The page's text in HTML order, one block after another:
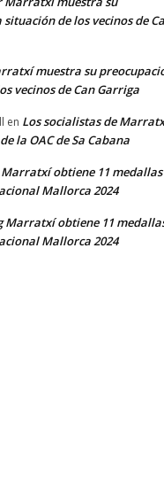
de los vecinos de
muestra su
vecinos de Can Garriga
en Los socialistas de
la OAC de Sa Cabana
Marratxí obtiene 11 medallas
Mallorca 2024
Marratxí obtiene 11
Mallorca 2024